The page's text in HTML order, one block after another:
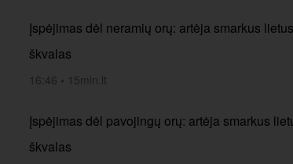
Įspėjimas dėl neramių orų: artėja smarkus
škvalas
16:46 • 15min.lt
Įspėjimas dėl pavojingų orų: artėja smarkus
škvalas